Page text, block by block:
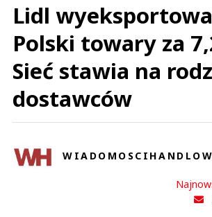
Lidl
Polski towary za
Sieć stawia na
dostawców